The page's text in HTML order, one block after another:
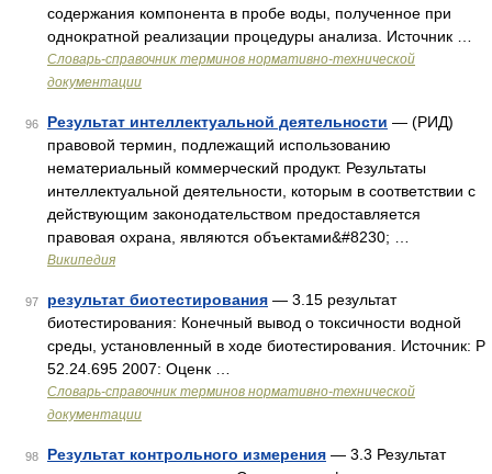
содержания компонента в пробе воды, полученное при
однократной реализации процедуры анализа. Источник …
Словарь-справочник терминов нормативно-технической
документации
96 Результат интеллектуальной деятельности — (РИД)
правовой термин, подлежащий использованию
нематериальный коммерческий продукт. Результаты
интеллектуальной деятельности, которым в соответствии с
действующим законодательством предоставляется
правовая охрана, являются объектами&#8230; …
Википедия
97 результат биотестирования — 3.15 результат
биотестирования: Конечный вывод о токсичности водной
среды, установленный в ходе биотестирования. Источник: Р
52.24.695 2007: Оценк …
Словарь-справочник терминов нормативно-технической
документации
98 Результат контрольного измерения — 3.3 Результат